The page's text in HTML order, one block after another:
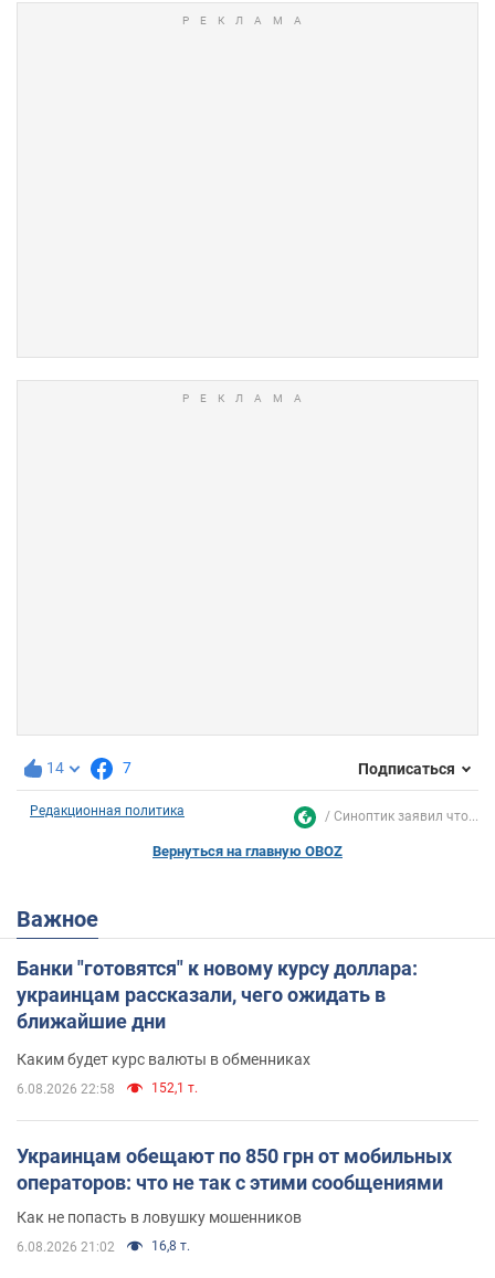
14 7 Подписаться
Редакционная политика Синоптик заявил что...
Вернуться на главную OBOZ
Важное
Банки "готовятся" к новому курсу доллара:
украинцам рассказали, чего ожидать в
ближайшие дни
Каким будет курс валюты в обменниках
6.08.2026 22:58 152,1 т.
Украинцам обещают по 850 грн от мобильных
операторов: что не так с этими сообщениями
Как не попасть в ловушку мошенников
6.08.2026 21:02 16,8 т.